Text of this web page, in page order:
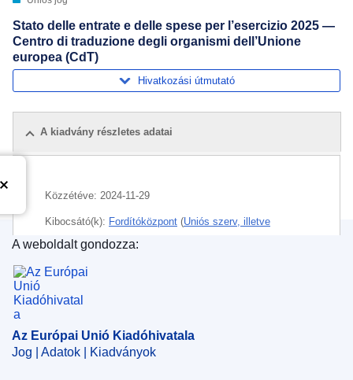
Stato delle entrate e delle spese per l’esercizio 2025 —
Centro di traduzione degli organismi dell’Unione
europea (CdT)
Hivatkozási útmutató
A kiadvány részletes adatai
Közzétéve: 2024-11-29
Kibocsátó(k): Fordítóközpont (Uniós szerv, illetve
ügynökség)
Témakör:
források
CELEX : 32024B06848
Az Európai Unió Kiadóhivatala
A weboldalt gondozza:
Az Európai Unió Kiadóhivatala
Jog | Adatok | Kiadványok